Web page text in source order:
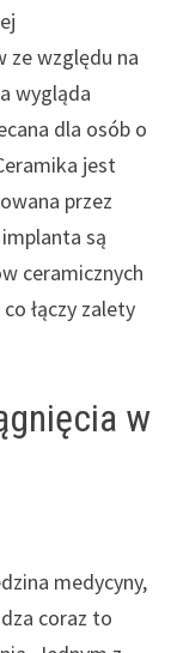
ze względu na
wygląda
dla osób o
jest
przez
są
ceramicznych
łączy zalety
w
medycyny,
coraz to